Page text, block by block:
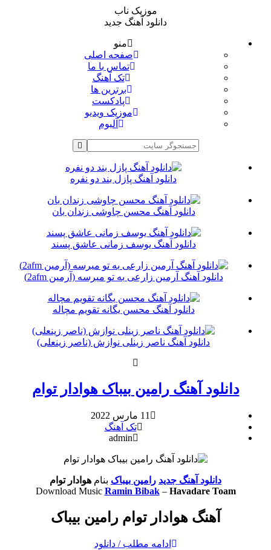
موزیک ناب
دانلود آهنگ جدید
منو
صفحه اصلی
تماس با ما
تک آهنگ
برترین ها
پادکست
موزیک ویدیو
آلبوم
دانلود آهنگ پازل بند دو نفره
دانلود آهنگ محسن چاوشی زندان بان
دانلود آهنگ یوسف زمانی عاشق پسند
دانلود آهنگ آرمین زارعی به تو میرسه (آرمین 2afm)
دانلود آهنگ محسن یگانه تقویم مچاله
دانلود آهنگ ناصر زینلی نوازش (ناصر زینعلی)
دانلود آهنگ رامین بیباک هوادار توام
11 مارس 2022
تک آهنگ
admin
دانلود آهنگ جدید رامین بیباک بنام هوادار توام
Download Music Ramin Bibak– Havadare Toam
آهنگ هوادار توام رامین بیباک
ادامه مطلب / دانلود